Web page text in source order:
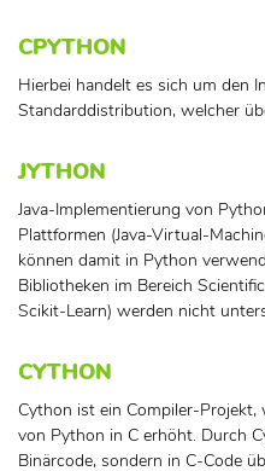
CPYTHON
Hierbei handelt es sich um den
Standarddistribution, welcher
JYTHON
Java-Implementierung von
Plattformen (Java-Virtual-
können damit in Python
Bibliotheken im Bereich
Scikit-Learn) werden nicht
CYTHON
Cython ist ein Compiler-
von Python in C erhöht. Durch
Binärcode, sondern in C-Code